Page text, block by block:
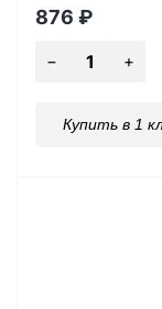
876 ₽
Купить в 1